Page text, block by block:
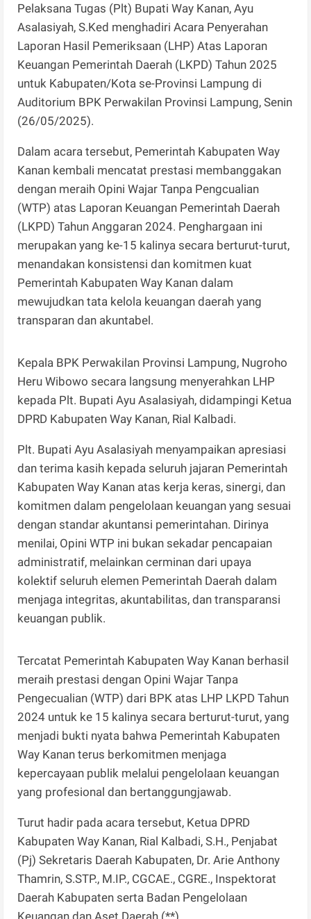
Pelaksana Tugas (Plt) Bupati Way Kanan, Ayu
Asalasiyah, S.Ked menghadiri Acara Penyerahan
Laporan Hasil Pemeriksaan (LHP) Atas Laporan
Keuangan Pemerintah Daerah (LKPD) Tahun 2025
untuk Kabupaten/Kota se-Provinsi Lampung di
Auditorium BPK Perwakilan Provinsi Lampung, Senin
(26/05/2025).
Dalam acara tersebut, Pemerintah Kabupaten Way
Kanan kembali mencatat prestasi membanggakan
dengan meraih Opini Wajar Tanpa Pengcualian
(WTP) atas Laporan Keuangan Pemerintah Daerah
(LKPD) Tahun Anggaran 2024. Penghargaan ini
merupakan yang ke-15 kalinya secara berturut-turut,
menandakan konsistensi dan komitmen kuat
Pemerintah Kabupaten Way Kanan dalam
mewujudkan tata kelola keuangan daerah yang
transparan dan akuntabel.
Kepala BPK Perwakilan Provinsi Lampung, Nugroho
Heru Wibowo secara langsung menyerahkan LHP
kepada Plt. Bupati Ayu Asalasiyah, didampingi Ketua
DPRD Kabupaten Way Kanan, Rial Kalbadi.
Plt. Bupati Ayu Asalasiyah menyampaikan apresiasi
dan terima kasih kepada seluruh jajaran Pemerintah
Kabupaten Way Kanan atas kerja keras, sinergi, dan
komitmen dalam pengelolaan keuangan yang sesuai
dengan standar akuntansi pemerintahan. Dirinya
menilai, Opini WTP ini bukan sekadar pencapaian
administratif, melainkan cerminan dari upaya
kolektif seluruh elemen Pemerintah Daerah dalam
menjaga integritas, akuntabilitas, dan transparansi
keuangan publik.
Tercatat Pemerintah Kabupaten Way Kanan berhasil
meraih prestasi dengan Opini Wajar Tanpa
Pengecualian (WTP) dari BPK atas LHP LKPD Tahun
2024 untuk ke 15 kalinya secara berturut-turut, yang
menjadi bukti nyata bahwa Pemerintah Kabupaten
Way Kanan terus berkomitmen menjaga
kepercayaan publik melalui pengelolaan keuangan
yang profesional dan bertanggungjawab.
Turut hadir pada acara tersebut, Ketua DPRD
Kabupaten Way Kanan, Rial Kalbadi, S.H., Penjabat
(Pj) Sekretaris Daerah Kabupaten, Dr. Arie Anthony
Thamrin, S.STP., M.IP., CGCAE., CGRE., Inspektorat
Daerah Kabupaten serta Badan Pengelolaan
Keuangan dan Aset Daerah.(**)